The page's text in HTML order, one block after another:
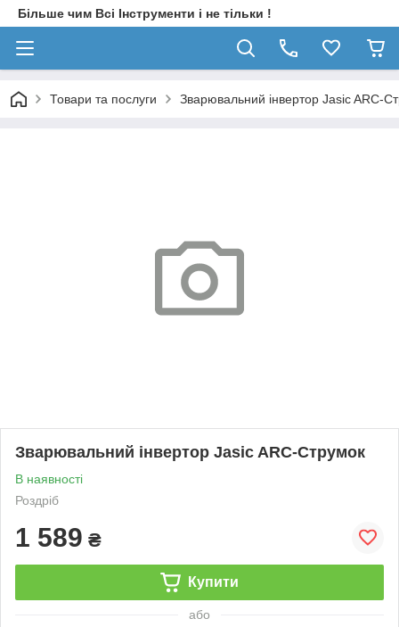
Більше чим Всі Інструменти і не тільки !
Товари та послуги Зварювальний інвертор Jasic ARC-
Зварювальний інвертор Jasic ARC-Струмок
В наявності
Роздріб
1 589 ₴
Купити
або